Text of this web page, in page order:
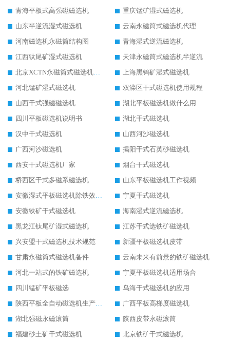
青海平板式高强磁磁选机
重庆锰矿湿式磁选机
山东半逆流湿式磁选机
云南永磁筒式磁选机代理
河南磁选机永磁筒结构图
青海湿式逆流磁选机
江西钛尾矿湿式磁选机
天津永磁筒式磁选机半逆流
北京XCTN永磁筒式磁选机磁块位置
上海黑钨矿湿式磁选机
河北锰矿湿式磁选机
双滦区干式磁选机使用规程
山西干式强磁磁选机
湖北平板磁选机做什么用
四川平板磁选机说明书
湖北干式磁选机
汉中干式磁选机
山西河沙磁选机
广西河沙磁选机
揭阳干式石英砂磁选机
西安干式磁选机厂家
烟台干式磁选机
桥西区干式多磁系磁选机
山东平板磁选机工作视频
安徽湿式平板磁选机除铁效果怎么样
宁夏干式磁选机
安徽铁矿干式磁选机
海南湿式逆流磁选机
黑龙江钛尾矿湿式磁选机
江苏干式选铁矿磁选机
兴安盟干式磁选机技术规范
新疆平板磁选机皮带
甘肃永磁筒式磁选机备件
云南未来有前景的铁矿磁选机
河北一站式的铁矿磁选机
宁夏平板磁选机适用场合
四川锰矿平板磁选
乌海干式磁选机的应用
陕西平板全自动磁选机生产厂家
广西平板高梯度磁选机
湖北强磁永磁滚筒
陕西皮带永磁滚筒
福建砂土矿干式磁选机
北京铁矿干式磁选机